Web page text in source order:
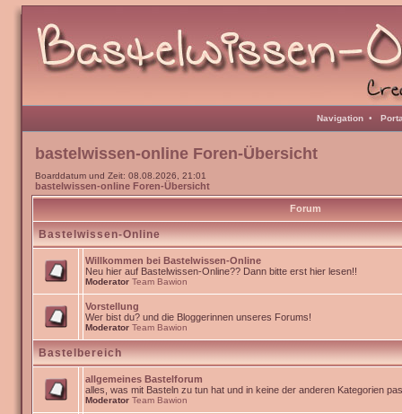
Navigation •
bastelwissen-online Foren-Übersicht
Boarddatum und Zeit: 08.08.2026, 21:01
bastelwissen-online Foren-Übersicht
Forum
Bastelwissen-Online
Willkommen bei Bastelwissen-Online
Neu hier auf Bastelwissen-Online?? Dann bitte erst hier lesen!!
Moderator Team Bawion
Vorstellung
Wer bist du? und die Bloggerinnen unseres Forums!
Moderator Team Bawion
Bastelbereich
allgemeines Bastelforum
alles, was mit Basteln zu tun hat und in keine der anderen Kategorien
Moderator Team Bawion